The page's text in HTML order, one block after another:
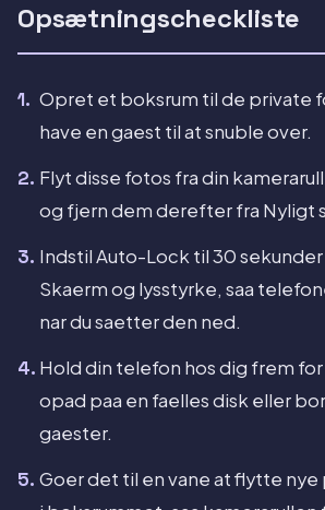
Opsætningscheckliste
Opret et boksrum til de private
have en gaest til at snuble over.
Flyt disse fotos fra din
og fjern dem derefter fra Nyligt
Indstil Auto-Lock til 30
Skaerm og lysstyrke, saa
nar du saetter den ned.
Hold din telefon hos dig frem
opad paa en faelles disk eller
gaester.
Goer det til en vane at flytte